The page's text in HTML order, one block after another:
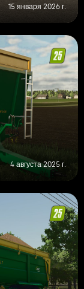
15 января 2026 г.
4 августа 2025 г.